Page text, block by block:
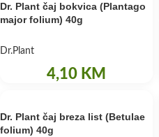
Dr. Plant čaj bokvica (Plantago
major folium) 40g
Dr.Plant
4,10 KM
Dr. Plant čaj breza list (Betulae
folium) 40g